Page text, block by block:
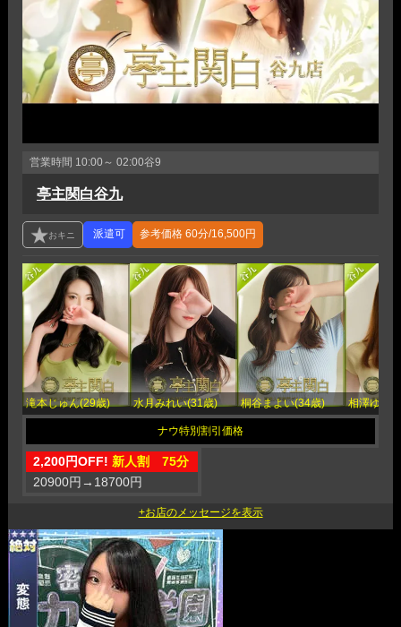
営業時間 10:00～ 02:00谷9
亭主関白谷九
参考価格60分/16,500円
滝本じゅん(29歳) 水月みれい(31歳) 桐谷まよい(34歳) 相澤ゆり
2,200円OFF! 新人割 75分
20900円 → 18700円